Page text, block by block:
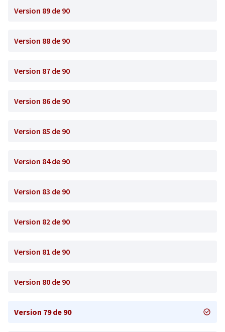
Version 89 de 90
Version 88 de 90
Version 87 de 90
Version 86 de 90
Version 85 de 90
Version 84 de 90
Version 83 de 90
Version 82 de 90
Version 81 de 90
Version 80 de 90
Version 79 de 90